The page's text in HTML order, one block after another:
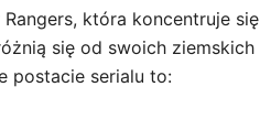
która koncentruje się
się od swoich ziemskich
postacie serialu to: